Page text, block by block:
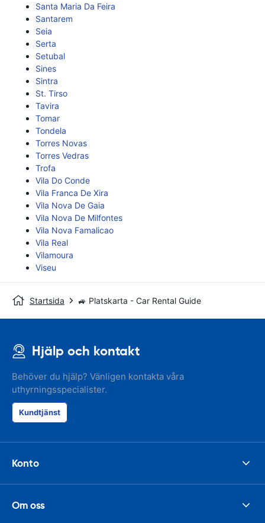
Santa Maria Da Feira
Santarem
Seia
Serta
Setubal
Sines
Sintra
St. Tirso
Tavira
Tomar
Tondela
Torres Novas
Torres Vedras
Trofa
Vila Do Conde
Vila Franca De Xira
Vila Nova De Gaia
Vila Nova De Milfontes
Vila Nova Famalicao
Vila Real
Vilamoura
Viseu
Startsida 🚙 Platskarta - Car Rental Guide
Hjälp och kontakt
Behöver du hjälp? Vänligen kontakta våra
uthyrningsspecialister.
Kundtjänst
Konto
Om oss